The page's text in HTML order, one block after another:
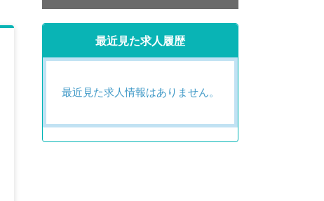
最近見た求人履歴
最近見た求人情報はありません。